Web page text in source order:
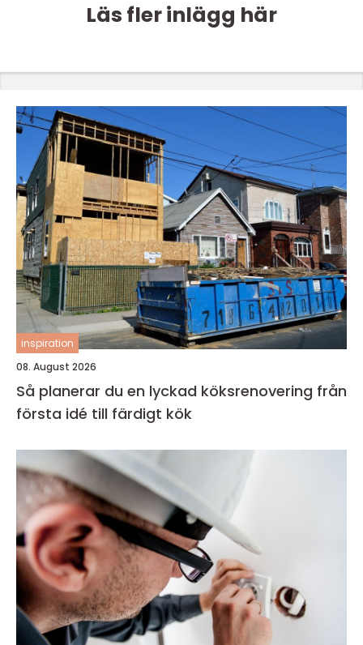
Läs fler inlägg här
inspiration
08. August 2026
Så planerar du en lyckad köksrenovering från
första idé till färdigt kök